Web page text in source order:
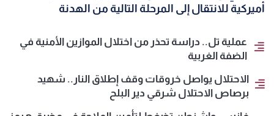
أميركية للانتقال إلى المرحلة التالية من الهدنة
عملية تل.. دراسة تحذر من اختلال الموازين الأمنية في
الضفة الغربية
الاحتلال يواصل خروقات وقف إطلاق النار.. شهيد
برصاص الاحتلال شرقي دير البلح